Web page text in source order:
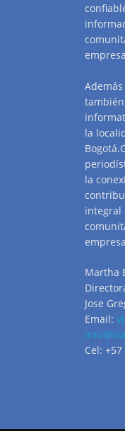
la
la
integral
Martha
Jose
Email:
Cel: